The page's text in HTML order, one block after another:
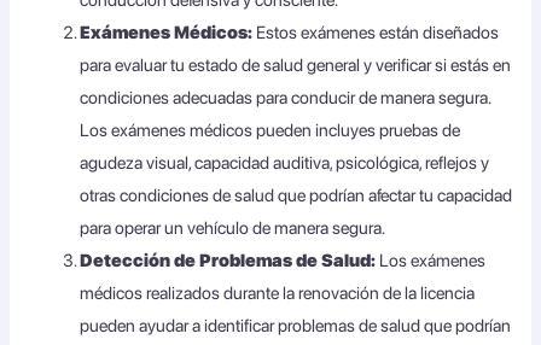
Exámenes Médicos: Estos exámenes están diseñados
para evaluar tu estado de salud general y verificar si estás en
condiciones adecuadas para conducir de manera segura.
Los exámenes médicos pueden incluyes pruebas de
agudeza visual, capacidad auditiva, psicológica, reflejos y
otras condiciones de salud que podrían afectar tu capacidad
para operar un vehículo de manera segura.
Detección de Problemas de Salud: Los exámenes
médicos realizados durante la renovación de la licencia
pueden ayudar a identificar problemas de salud que podrían